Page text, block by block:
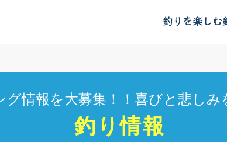
釣りを楽しむ
情報を大募集！！喜びと悲しみ
釣り情報